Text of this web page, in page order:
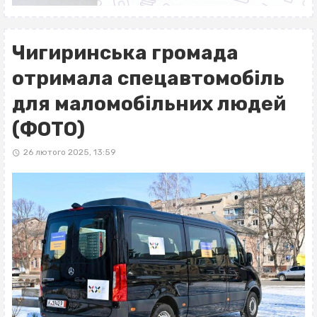
Чигиринська громада
отримала спецавтомобіль
для маломобільних людей
(ФОТО)
26 лютого 2025, 13:59